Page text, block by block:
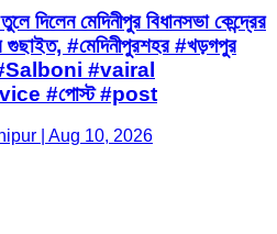
দিলেন মেদিনীপুর বিধানসভা কেন্দ্রের
গুছাইত, #মেদিনীপুরশহর #খড়গপুর
#Salboni #vairal
#পোস্ট #post
| Aug 10, 2026